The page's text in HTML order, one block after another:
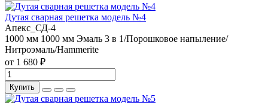
Дутая сварная решетка модель №4
Апекс_СД-4
1000 мм 1000 мм Эмаль 3 в 1/Порошковое напыление/
Нитроэмаль/Hammerite
от 1 680 ₽
Купить